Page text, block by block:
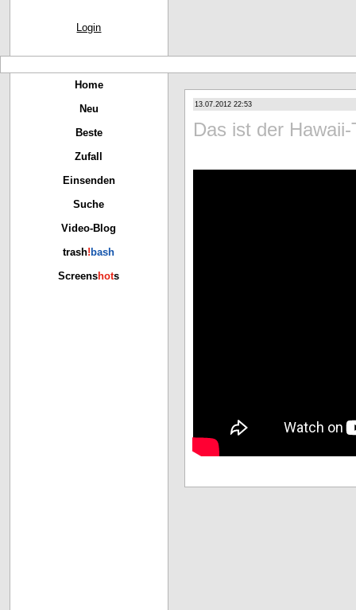
Login
Home
Neu
Beste
Zufall
Einsenden
Suche
Video-Blog
trash! bash
Screenshots
13.07.2012 22:53
Das ist der Hawaii-